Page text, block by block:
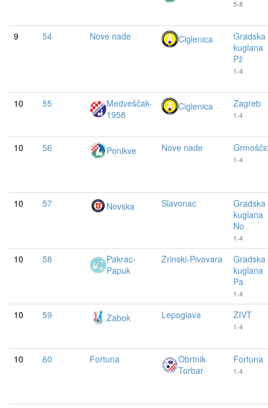
5-8
9 54 Nove nade Ciglenica
Gradska
kuglana
Pž
1-4
10 55
Medveščak-
1958
Ciglenica Zagreb
1-4
10 56 Ponikve Nove nade
1-4
10 57 Novska Slavonac
Gradska
kuglana
No
1-4
10 58
Pakrac-
Papuk
Zrinski-Pivovara
Gradska
kuglana
Pa
1-4
10 59 Zabok Lepoglava ZIVT
1-4
10 60 Fortuna
Obrtnik
Torbar
Fortuna
1-4